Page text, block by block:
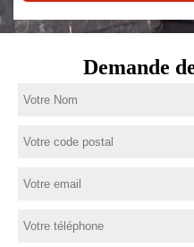
Demande